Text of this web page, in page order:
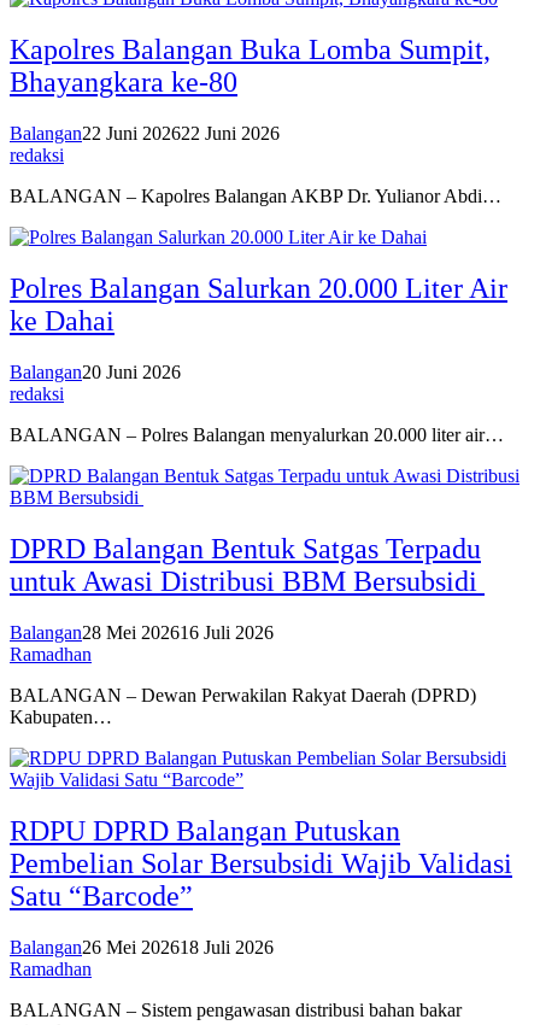
Kapolres Balangan Buka Lomba Sumpit,
Bhayangkara ke-80
Balangan22 Juni 202622 Juni 2026
redaksi
BALANGAN – Kapolres Balangan AKBP Dr. Yulianor Abdi…
Polres Balangan Salurkan 20.000 Liter Air
ke Dahai
Balangan20 Juni 2026
redaksi
BALANGAN – Polres Balangan menyalurkan 20.000 liter air…
DPRD Balangan Bentuk Satgas Terpadu
untuk Awasi Distribusi BBM Bersubsidi
Balangan28 Mei 202616 Juli 2026
Ramadhan
BALANGAN – Dewan Perwakilan Rakyat Daerah (DPRD)
Kabupaten…
RDPU DPRD Balangan Putuskan
Pembelian Solar Bersubsidi Wajib Validasi
Satu “Barcode”
Balangan26 Mei 202618 Juli 2026
Ramadhan
BALANGAN – Sistem pengawasan distribusi bahan bakar